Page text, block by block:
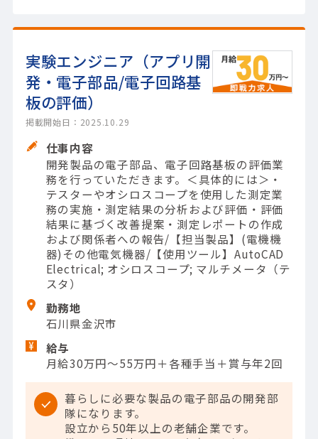
実験エンジニア（アプリ開
発・電子部品/電子回路基
板の評価）
掲載開始日：2025.10.29
仕事内容
開発製品の電子部品、電子回路基板の評価業
務を行っていただきます。＜具体的には＞・
テスターやオシロスコープを使用した測定業
務の実施・測定結果の分析および評価・評価
結果に基づく改善提案・測定レポートの作成
および関係者への報告/【担当製品】(電機機
器)その他電気機器/【使用ツール】AutoCAD
Electrical; オシロスコープ; マルチメータ（テ
スタ）
勤務地
石川県金沢市
給与
月給30万円～55万円＋各種手当＋賞与年2回
暮らしに必要な製品の電子部品の開発部
隊になります。
設立から50年以上の老舗企業です。